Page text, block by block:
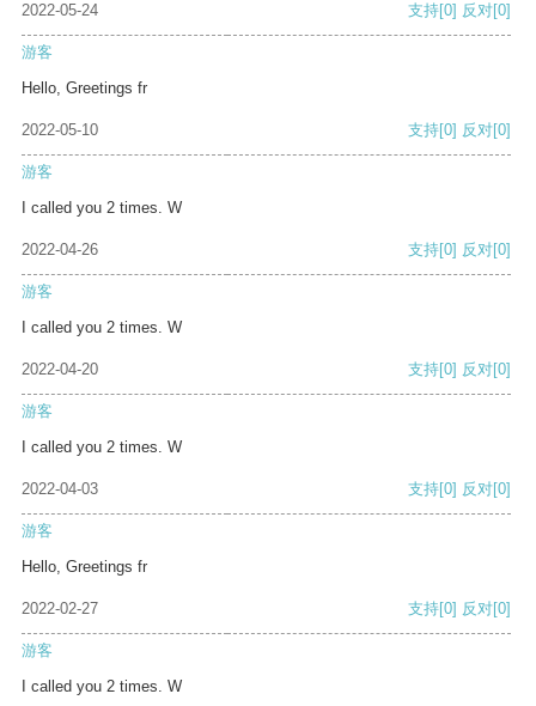
2022-05-24 支持[0] 反对[0]
游客
Hello, Greetings fr
2022-05-10 支持[0] 反对[0]
游客
I called you 2 times. W
2022-04-26 支持[0] 反对[0]
游客
I called you 2 times. W
2022-04-20 支持[0] 反对[0]
游客
I called you 2 times. W
2022-04-03 支持[0] 反对[0]
游客
Hello, Greetings fr
2022-02-27 支持[0] 反对[0]
游客
I called you 2 times. W